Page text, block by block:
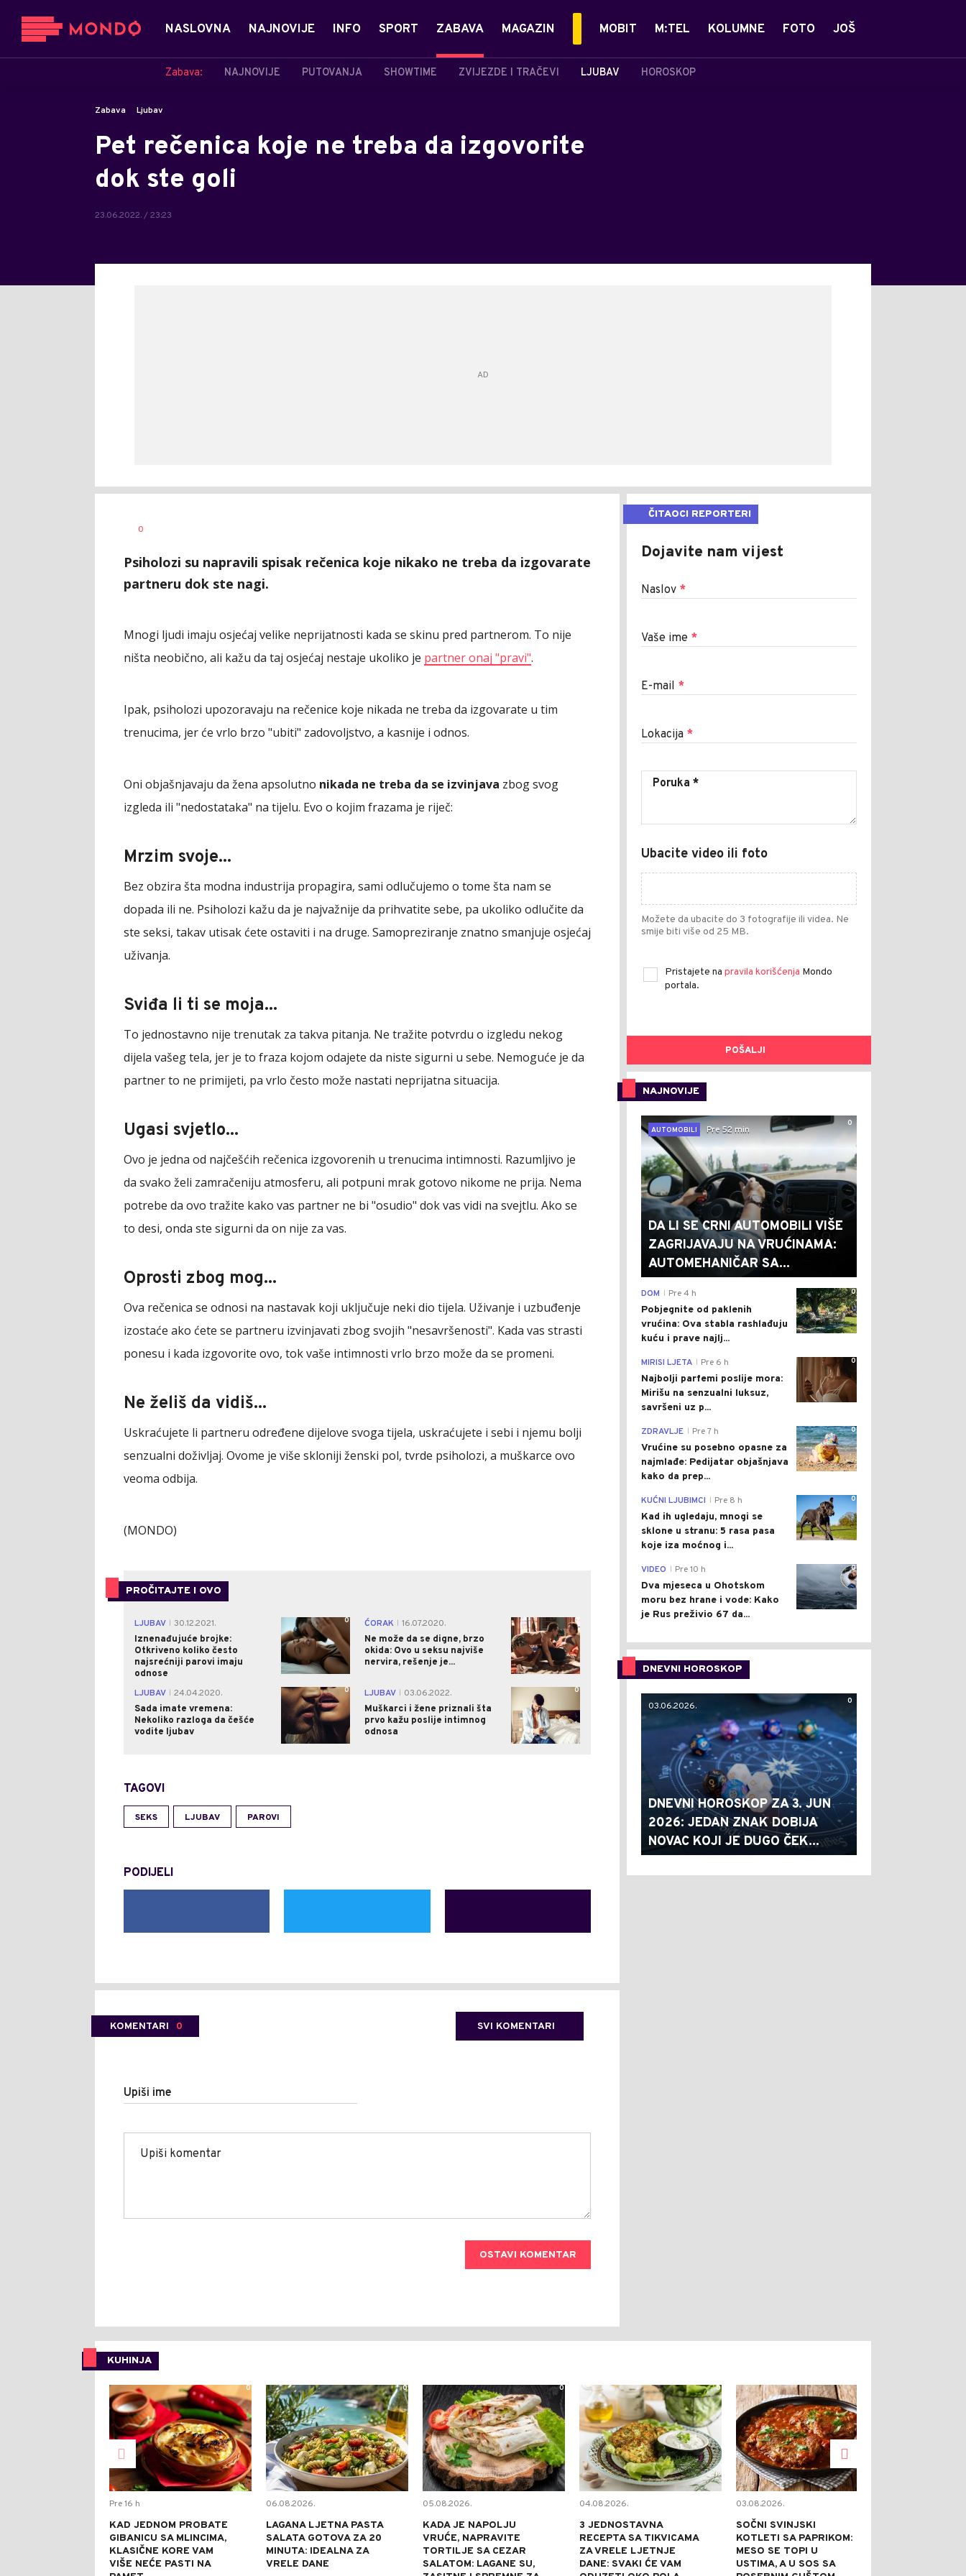
NASLOVNA NAJNOVIJE INFO SPORT ZABAVA
Zabava: NAJNOVIJE PUTOVANJA SHOWTIME ZVIJEZDE I TRAČEVI LJUBAV HOROSKOP
MAGAZIN MOBIT M:TEL KOLUMNE FOTO JOŠ
Zabava Ljubav
Pet rečenica koje ne treba da izgovorite
dok ste goli
23.06.2022. / 23:23
AUTOR
0
Psiholozi su napravili spisak rečenica koje nikako ne treba da izgovarate
partneru dok ste nagi.
Mnogi ljudi imaju osjećaj velike neprijatnosti kada se skinu pred partnerom. To nije
ništa neobično, ali kažu da taj osjećaj nestaje ukoliko je partner onaj "pravi".
Ipak, psiholozi upozoravaju na rečenice koje nikada ne treba da izgovarate u tim
trenucima, jer će vrlo brzo "ubiti" zadovoljstvo, a kasnije i odnos.
Oni objašnjavaju da žena apsolutno nikada ne treba da se izvinjava zbog svog
izgleda ili "nedostataka" na tijelu. Evo o kojim frazama je riječ:
Mrzim svoje...
Bez obzira šta modna industrija propagira, sami odlučujemo o tome šta nam se
dopada ili ne. Psiholozi kažu da je najvažnije da prihvatite sebe, pa ukoliko odlučite da
ste seksi, takav utisak ćete ostaviti i na druge. Samopreziranje znatno smanjuje osjećaj
uživanja.
Sviđa li ti se moja...
To jednostavno nije trenutak za takva pitanja. Ne tražite potvrdu o izgledu nekog
dijela vašeg tela, jer je to fraza kojom odajete da niste sigurni u sebe. Nemoguće je da
partner to ne primijeti, pa vrlo često može nastati neprijatna situacija.
Ugasi svjetlo...
Ovo je jedna od najčešćih rečenica izgovorenih u trenucima intimnosti. Razumljivo je
da svako želi zamračeniju atmosferu, ali potpuni mrak gotovo nikome ne prija. Nema
potrebe da ovo tražite kako vas partner ne bi "osudio" dok vas vidi na svejtlu. Ako se
to desi, onda ste sigurni da on nije za vas.
Oprosti zbog mog...
Ova rečenica se odnosi na nastavak koji uključuje neki dio tijela. Uživanje i uzbuđenje
izostaće ako ćete se partneru izvinjavati zbog svojih "nesavršenosti". Kada vas strasti
ponesu i kada izgovorite ovo, tok vaše intimnosti vrlo brzo može da se promeni.
Ne želiš da vidiš...
Uskraćujete li partneru određene dijelove svoga tijela, uskraćujete i sebi i njemu bolji
senzualni doživljaj. Ovome je više skloniji ženski pol, tvrde psiholozi, a muškarce ovo
veoma odbija.
(MONDO)
PROČITAJTE I OVO
LJUBAV
30.12.2021.
Iznenađujuće brojke:
Otkriveno koliko često
najsrećniji parovi imaju
odnose
0 ĆORAK
16.07.2020.
Ne može da se digne, brzo
okida: Ovo u seksu najviše
nervira, rešenje je...
0
LJUBAV
24.04.2020.
Sada imate vremena:
Nekoliko razloga da češće
vodite ljubav
0 LJUBAV
03.06.2022.
Muškarci i žene priznali šta
prvo kažu poslije intimnog
odnosa
0
TAGOVI
SEKS LJUBAV PAROVI
PODIJELI
KOMENTARI 0 SVI KOMENTARI
Upiši ime
OSTAVI KOMENTAR
ČITAOCI REPORTERI
Dojavite nam vijest
Naslov *
Vaše ime *
E-mail *
Lokacija *
Ubacite video ili foto
Možete da ubacite do 3 fotografije ili videa. Ne
smije biti više od 25 MB.
Pristajete na pravila korišćenja Mondo
portala.
POŠALJI
NAJNOVIJE
0
AUTOMOBILI
Pre 52 min
DA LI SE CRNI AUTOMOBILI VIŠE
ZAGRIJAVAJU NA VRUĆINAMA:
AUTOMEHANIČAR SA...
0
DOM Pre 4 h
Pobjegnite od paklenih
vrućina: Ova stabla rashlađuju
kuću i prave najlj...
0
MIRISI LJETA Pre 6 h
Najbolji parfemi poslije mora:
Mirišu na senzualni luksuz,
savršeni uz p...
0
ZDRAVLJE Pre 7 h
Vrućine su posebno opasne za
najmlađe: Pedijatar objašnjava
kako da prep...
0
KUĆNI LJUBIMCI Pre 8 h
Kad ih ugledaju, mnogi se
sklone u stranu: 5 rasa pasa
koje iza moćnog i...
0
VIDEO Pre 10 h
Dva mjeseca u Ohotskom
moru bez hrane i vode: Kako
je Rus preživio 67 da...
DNEVNI HOROSKOP
0
03.06.2026.
DNEVNI HOROSKOP ZA 3. JUN
2026: JEDAN ZNAK DOBIJA
NOVAC KOJI JE DUGO ČEK...
KUHINJA
0
Pre 16 h
KAD JEDNOM PROBATE
GIBANICU SA MLINCIMA,
KLASIČNE KORE VAM
VIŠE NEĆE PASTI NA
0
06.08.2026.
LAGANA LJETNA PASTA
SALATA GOTOVA ZA 20
MINUTA: IDEALNA ZA
VRELE DANE
0
05.08.2026.
KADA JE NAPOLJU
VRUĆE, NAPRAVITE
TORTILJE SA CEZAR
SALATOM: LAGANE SU,
0
04.08.2026.
3 JEDNOSTAVNA
RECEPTA SA TIKVICAMA
ZA VRELE LJETNJE
DANE: SVAKI ĆE VAM
03.08.2026.
SOČNI SVINJSKI
KOTLETI SA PAPRIKOM:
MESO SE TOPI U
USTIMA, A U SOS SA